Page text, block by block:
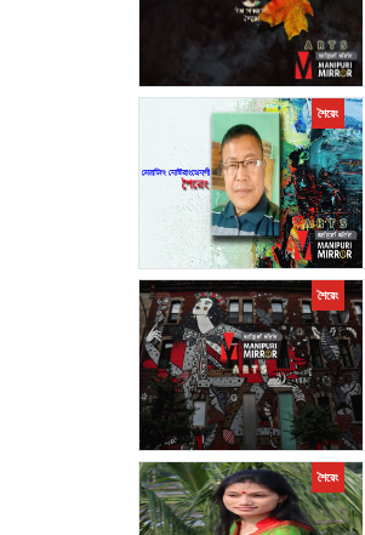
শৈরেং
শৈরেং
শৈরেং